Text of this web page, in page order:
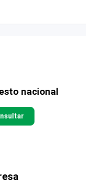
nacional